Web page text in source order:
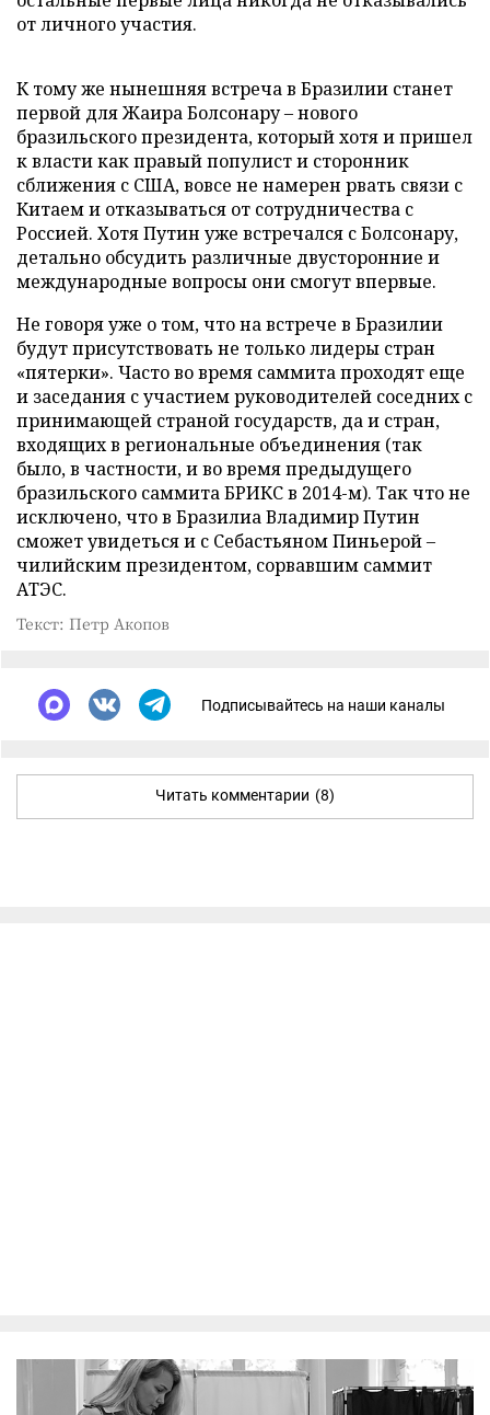
от личного участия.
К тому же нынешняя встреча в Бразилии станет
первой для Жаира Болсонару – нового
бразильского президента, который хотя и пришел
к власти как правый популист и сторонник
сближения с США, вовсе не намерен рвать связи с
Китаем и отказываться от сотрудничества с
Россией. Хотя Путин уже встречался с Болсонару,
детально обсудить различные двусторонние и
международные вопросы они смогут впервые.
Не говоря уже о том, что на встрече в Бразилии
будут присутствовать не только лидеры стран
«пятерки». Часто во время саммита проходят еще
и заседания с участием руководителей соседних с
принимающей страной государств, да и стран,
входящих в региональные объединения (так
было, в частности, и во время предыдущего
бразильского саммита БРИКС в 2014-м). Так что не
исключено, что в Бразилиа Владимир Путин
сможет увидеться и с Себастьяном Пиньерой –
чилийским президентом, сорвавшим саммит
АТЭС.
Текст: Петр Акопов
Подписывайтесь на наши каналы
Читать комментарии (8)